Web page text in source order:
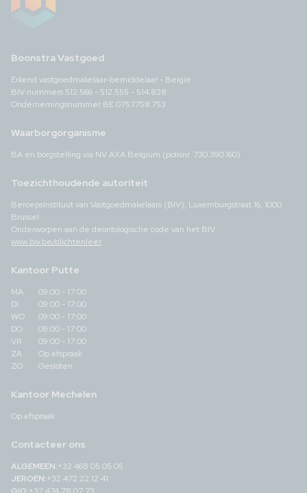
Boonstra Vastgoed
Erkend vastgoedmakelaar-bemiddelaar - België
BIV nummers 512.566 - 512.555 - 514.828
Ondernemingsnummer BE 0757.758.753
Waarborgorganisme
BA en borgstelling via NV AXA Belgium (polisnr. 730.390.160)
Toezichthoudende autoriteit
Beroepsinstituut van Vastgoedmakelaars (BIV), Luxemburgstraat 16, 1000
Brussel
Onderworpen aan de deontologische code van het BIV:
www.biv.be/plichtenleer
Kantoor Putte
MA
09:00 - 17:00
DI
09:00 - 17:00
WO
09:00 - 17:00
DO
09:00 - 17:00
VR
09:00 - 17:00
ZA
Op afspraak
ZO
Gesloten
Kantoor Mechelen
Op afspraak
Contacteer ons
ALGEMEEN:+32 468 05 05 05
JEROEN:+32 472 22 12 41